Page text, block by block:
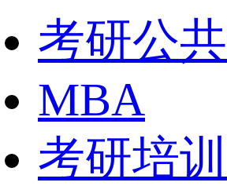
考研公
MBA
考研培训